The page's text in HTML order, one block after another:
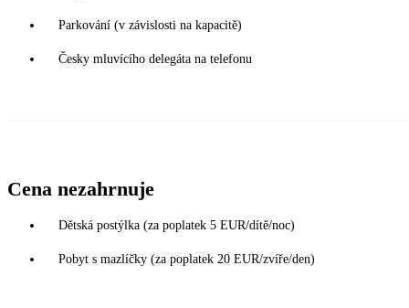
Parkování (v závislosti na kapacitě)
Česky mluvícího delegáta na telefonu
Cena nezahrnuje
Dětská postýlka (za poplatek 5 EUR/dítě/noc)
Pobyt s mazlíčky (za poplatek 20 EUR/zvíře/den)